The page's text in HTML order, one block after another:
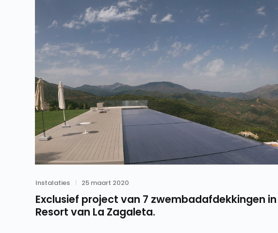
Category
Instalaties
Posted
25 maart 2020
Exclusief project van 7 zwembadafdekkingen
Resort van La Zagaleta.